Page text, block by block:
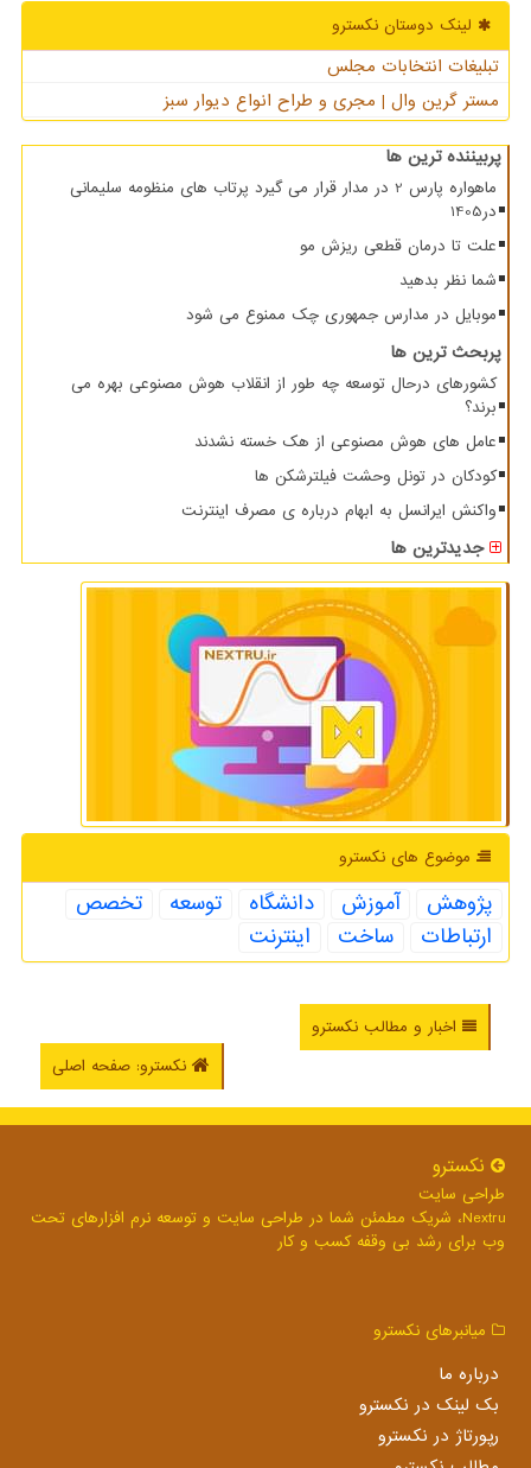
لینک دوستان نكسترو
تبلیغات انتخابات مجلس
مستر گرین وال | مجری و طراح انواع دیوار سبز
پربیننده ترین ها
ماهواره پارس 2 در مدار قرار می گیرد پرتاب های منظومه سلیمانی
در1405
علت تا درمان قطعی ریزش مو
شما نظر بدهید
موبایل در مدارس جمهوری چک ممنوع می شود
پربحث ترین ها
کشورهای درحال توسعه چه طور از انقلاب هوش مصنوعی بهره می
برند؟
عامل های هوش مصنوعی از هک خسته نشدند
کودکان در تونل وحشت فیلترشکن ها
واکنش ایرانسل به ابهام درباره ی مصرف اینترنت
جدیدترین ها
موضوع های نكسترو
پژوهش آموزش دانشگاه توسعه
تخصص
ارتباطات
ساخت اینترنت
اخبار و مطالب نکسترو
نکسترو: صفحه اصلی
نكسترو
طراحی سایت
Nextru، شریک مطمئن شما در طراحی سایت و توسعه نرم افزارهای تحت
وب برای رشد بی وقفه کسب و کار
میانبرهای نكسترو
درباره ما
بک لینک در نكسترو
رپورتاژ در نكسترو